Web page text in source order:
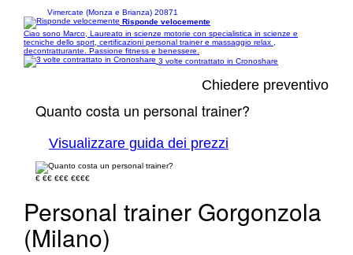
Vimercate (Monza e Brianza) 20871
Risponde velocemente
Ciao sono Marco, Laureato in scienze motorie con specialistica in scienze e
tecniche dello sport, certificazioni personal trainer e massaggio relax ,
decontratturante. Passione fitness e benessere.
3 volte contrattato in Cronoshare
Chiedere preventivo
Quanto costa un personal trainer?
Visualizzare guida dei prezzi
€ €€ €€€ €€€€
Personal trainer Gorgonzola
(Milano)